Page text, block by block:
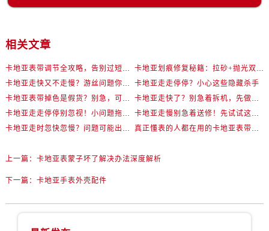
相关文章
卡地亚表带调节全攻略，告别过短烦恼
卡地亚划痕修复秘籍：拉砂+抛光双工艺还原如新
卡地亚走快又不走慢？游丝问题你了解多少？
卡地亚走走停停？小心这些隐藏杀手
卡地亚表带掉色是假货？别急，可能是这些日常习惯惹的祸
卡地亚走快了？别急着拆机，先做这一步
卡地亚走走停停别忽视！小问题拖成大修很烧钱
卡地亚走慢别急着送修！先试试这些方法
卡地亚走时忽快忽慢？问题可能出在你睡觉时！
真正懂表的人都在用的卡地亚表带调节技巧
上一篇： 卡地亚表蒙子坏了解决办法深度解析
下一篇： 卡地亚手表外壳配件